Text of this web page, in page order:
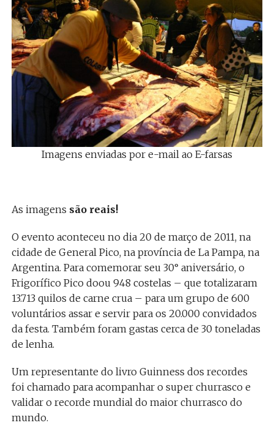
Imagens enviadas por e-mail ao E-farsas
As imagens são reais!
O evento aconteceu no dia 20 de março de 2011, na
cidade de General Pico, na província de La Pampa, na
Argentina. Para comemorar seu 30° aniversário, o
Frigorífico Pico doou 948 costelas – que totalizaram
13.713 quilos de carne crua – para um grupo de 600
voluntários assar e servir para os 20.000 convidados
da festa. Também foram gastas cerca de 30 toneladas
de lenha.
Um representante do livro Guinness dos recordes
foi chamado para acompanhar o super churrasco e
validar o recorde mundial do maior churrasco do
mundo.